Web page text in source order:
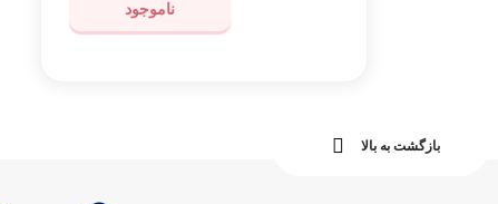
ناموجود
بازگشت به بالا